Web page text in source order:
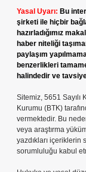
Yasal Uyarı: Bu
şirketi ile hiçbir
hazırladığımız
haber niteliği
paylaşım
benzerlikleri
halindedir ve
Sitemiz, 5651
Kurumu (BTK)
vermektedir. Bu
veya araştırma
yazdıkları içeriklerin
sorumluluğu kabul